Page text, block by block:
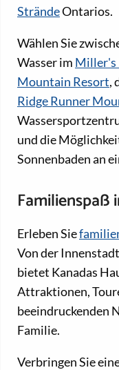
SträndeOntarios.
Wählen Sie
Wasser im Miller's
Mountain Resort,
Ridge Runner
und die
Sonnenbaden an
Familienspaß
Erleben Sie
Von der
bietet Kanadas
Attraktionen,
beeindruckenden
Familie.
Verbringen Sie